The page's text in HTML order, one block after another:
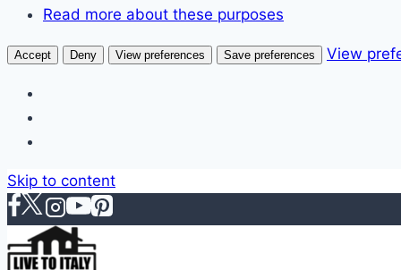
Read more about these purposes
Accept Deny View preferences Save preferences View
Skip to content